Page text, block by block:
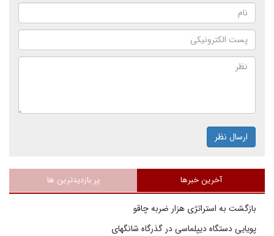
ارسال نظر
آخرین خبرها پر بازدیدترین ها
بازگشت به استراتژی هزار ضربه چاقو
پویایی دستگاه دیپلماسی در گذرگاه شانگهای